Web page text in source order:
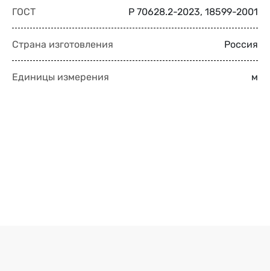
ГОСТ Р 70628.2-2023, 18599-2001
Страна изготовления Россия
Единицы измерения м